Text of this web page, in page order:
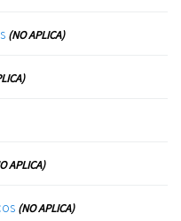
(NO APLICA)
APLICA)
(NO APLICA)